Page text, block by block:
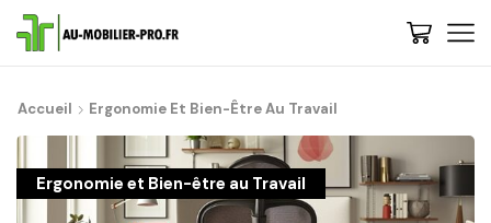
Accueil Ergonomie Et Bien-Être Au Travail
Ergonomie et Bien-être au Travail
Bienvenue, 🚀 Etape 1 :
gammes et choisir votre style -
de conseils ?